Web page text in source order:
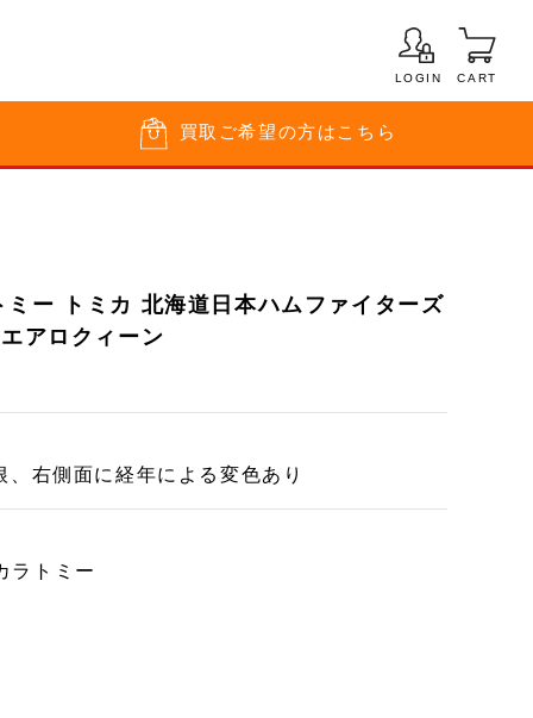
LOGIN CART
買取 ご希望の方はこちら
ミー トミカ 北海道日本ハムファイターズ
アロクィーン
、右側面に経年による変色あり
ラトミー